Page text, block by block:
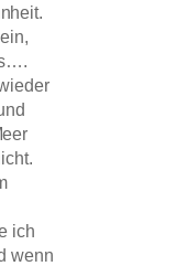
ich
wenn